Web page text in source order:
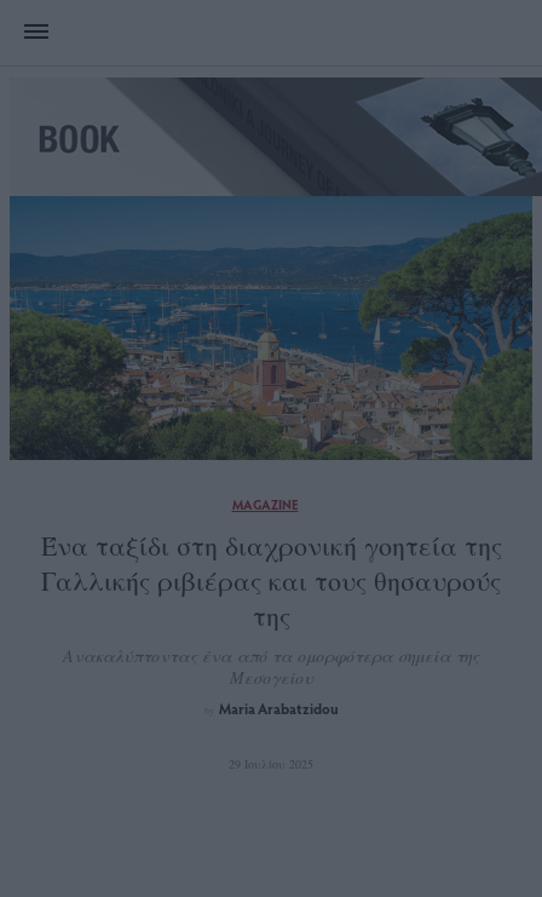
MAGAZINE
Ένα ταξίδι στη διαχρονική γοητεία της
Γαλλικής ριβιέρας και τους θησαυρούς
της
Ανακαλύπτοντας ένα από τα ομορφότερα σημεία της
Μεσογείου
Maria Arabatzidou
29 Ιουλίου 2025